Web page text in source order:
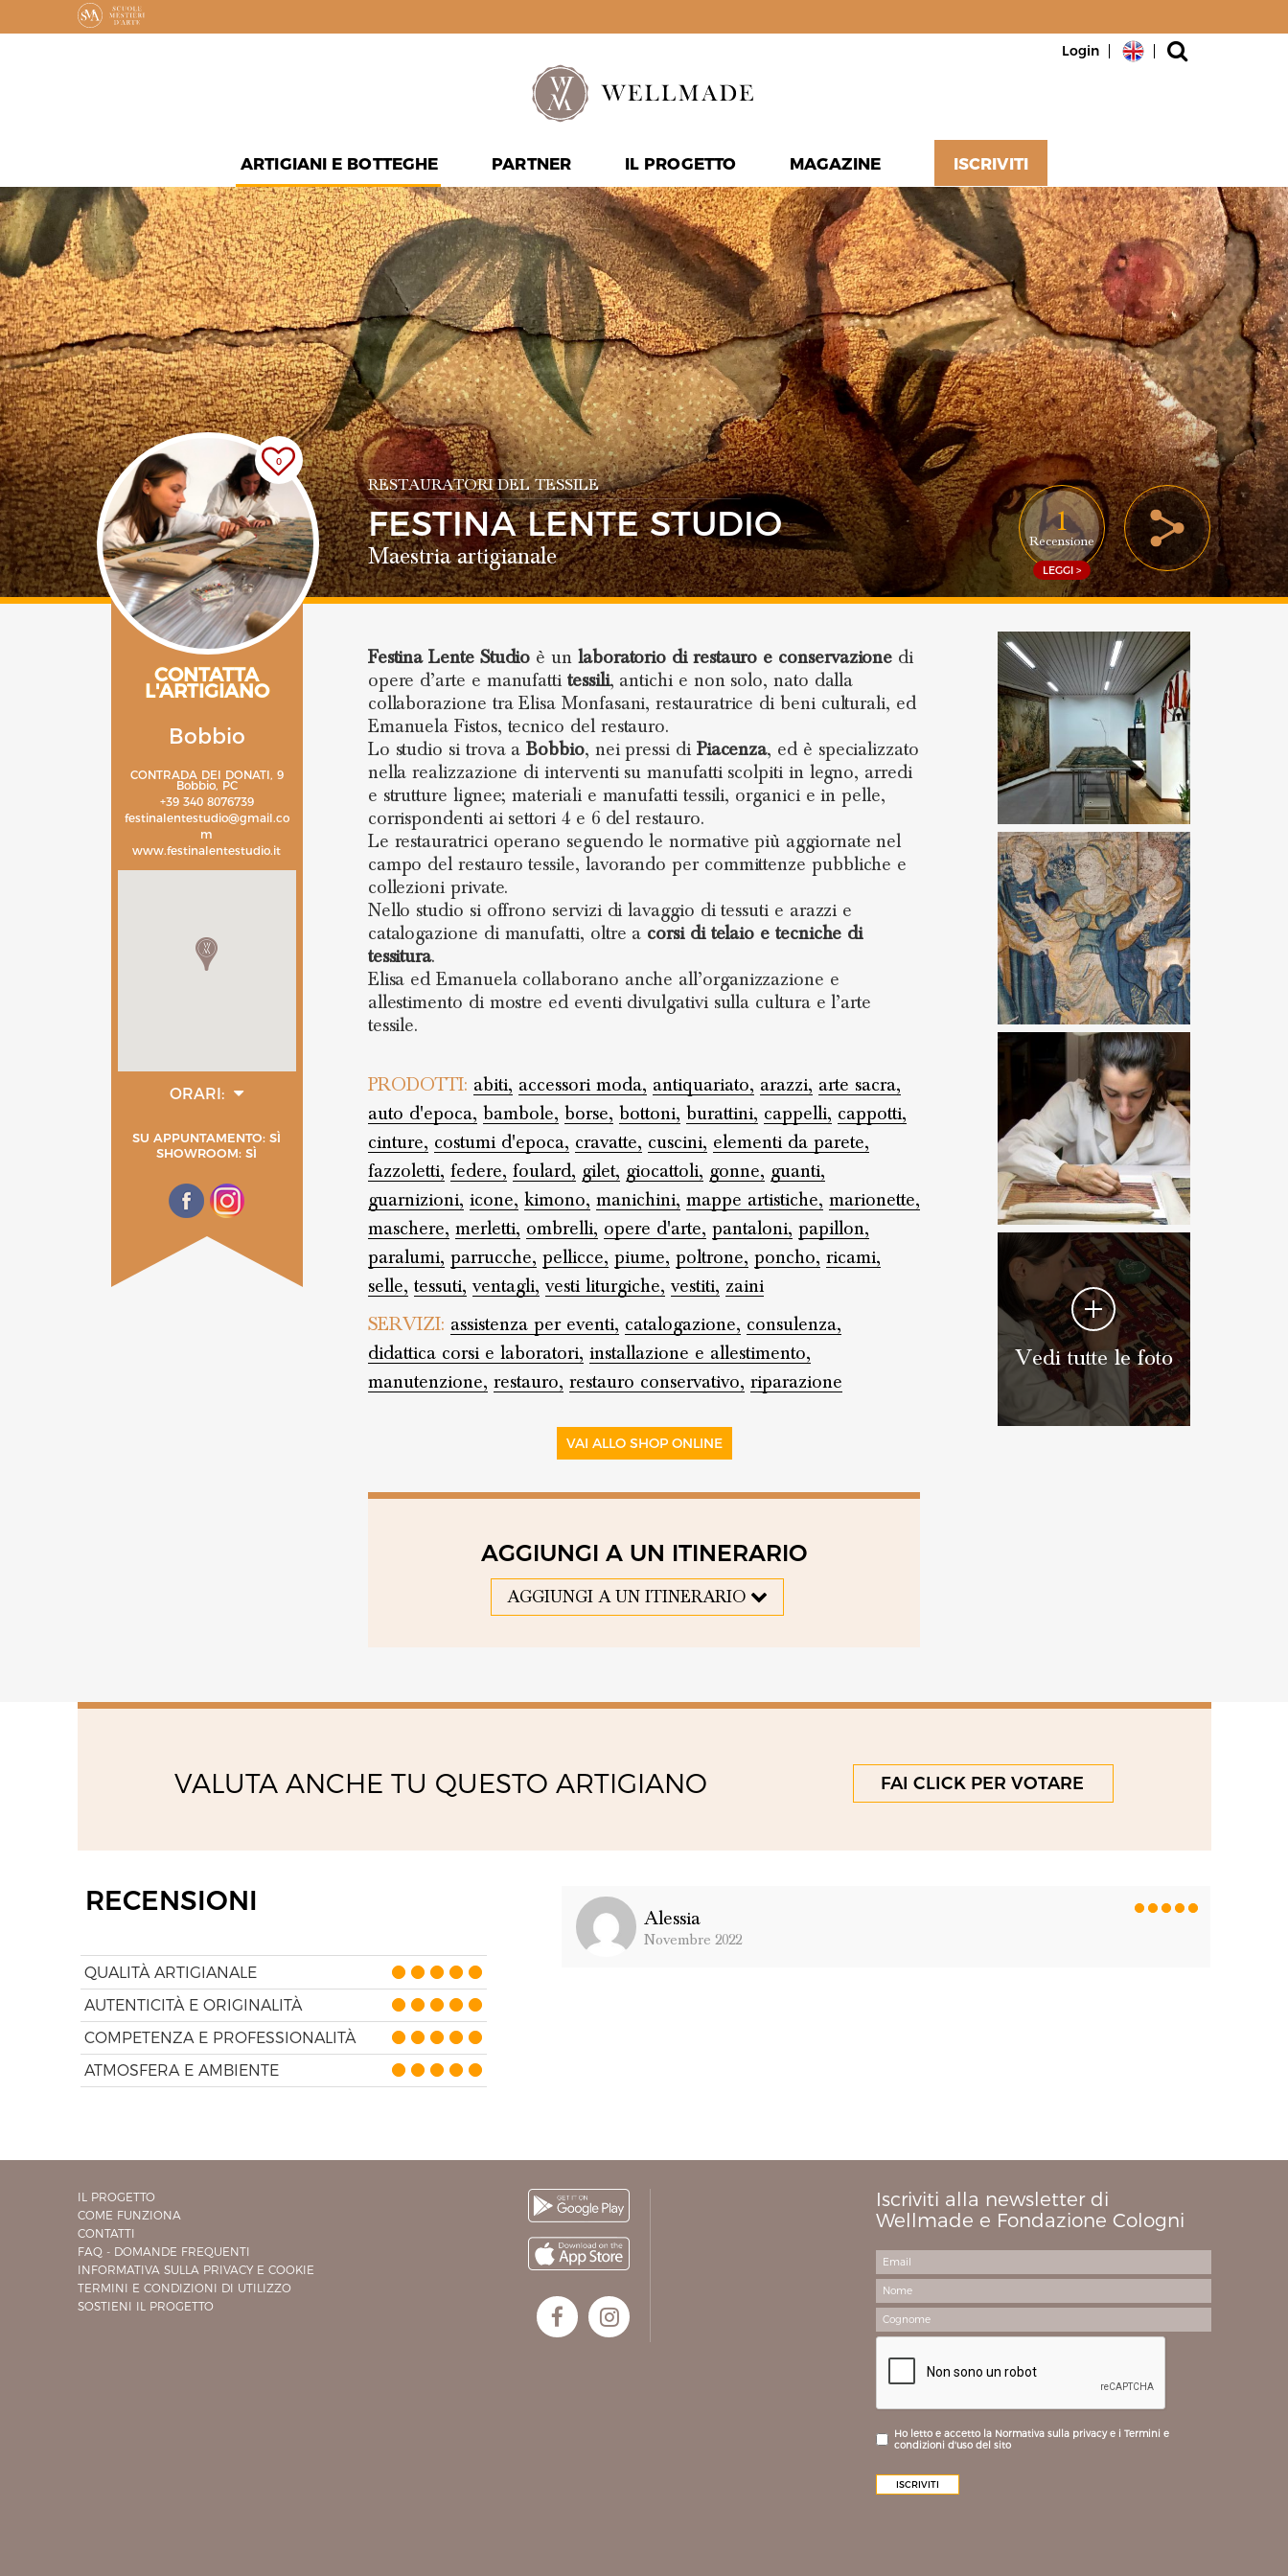
Login
ARTIGIANI E BOTTEGHE PARTNER IL PROGETTO MAGAZINE ISCRIVITI
0
CONTATTA
L'ARTIGIANO
Bobbio
CONTRADA DEI DONATI, 9
Bobbio, PC
+39 340 8076739
festinalentestudio@gmail.co
m
www.festinalentestudio.it
ORARI:
martedì
09:00 - 17:00
09:00 - 17:00
giovedì
venerdì
09:00 - 17:00
SU APPUNTAMENTO: SÌ
SHOWROOM: SÌ
RESTAURATORI DEL TESSILE
FESTINA LENTE STUDIO
Maestria artigianale
Festina Lente Studio è un laboratorio di restauro e conservazione di
opere d’arte e manufatti tessili, antichi e non solo, nato dalla
collaborazione tra Elisa Monfasani, restauratrice di beni culturali, ed
Emanuela Fistos, tecnico del restauro.
Lo studio si trova aBobbio, nei pressi di Piacenza, ed è specializzato
nella realizzazione di interventi su manufatti scolpiti in legno, arredi
e strutture lignee; materiali e manufatti tessili, organici e in pelle,
corrispondenti ai settori 4 e 6 del restauro.
Le restauratrici operano seguendo le normative più aggiornate nel
campo del restauro tessile, lavorando per committenze pubbliche e
collezioni private.
Nello studio si offrono servizi di lavaggio di tessuti e arazzi e
catalogazione di manufatti, oltre a corsi di telaio e tecniche di
tessitura.
Elisa ed Emanuela collaborano anche all’organizzazione e
allestimento di mostre ed eventi divulgativi sulla cultura e l’arte
tessile.
PRODOTTI: abiti, accessori moda, antiquariato, arazzi, arte sacra,
auto d'epoca, bambole, borse, bottoni, burattini, cappelli, cappotti,
cinture, costumi d'epoca, cravatte, cuscini, elementi da parete,
fazzoletti, federe, foulard, gilet, giocattoli, gonne, guanti,
guarnizioni, icone, kimono, manichini, mappe artistiche, marionette,
maschere, merletti, ombrelli, opere d'arte, pantaloni, papillon,
paralumi, parrucche, pellicce, piume, poltrone, poncho, ricami,
selle, tessuti, ventagli, vesti liturgiche, vestiti, zaini
SERVIZI: assistenza per eventi, catalogazione, consulenza,
didattica corsi e laboratori, installazione e allestimento,
manutenzione, restauro, restauro conservativo, riparazione
VAI ALLO SHOP ONLINE
AGGIUNGI A UN ITINERARIO
AGGIUNGI A UN ITINERARIO
Vedi tutte le foto
1
Recensione
LEGGI >
VALUTA ANCHE TU QUESTO ARTIGIANO FAI CLICK PER VOTARE
RECENSIONI
QUALITÀ ARTIGIANALE
AUTENTICITÀ E ORIGINALITÀ
COMPETENZA E PROFESSIONALITÀ
ATMOSFERA E AMBIENTE
Alessia
Novembre 2022
IL PROGETTO
COME FUNZIONA
CONTATTI
FAQ - DOMANDE FREQUENTI
INFORMATIVA SULLA PRIVACY E COOKIE
TERMINI E CONDIZIONI DI UTILIZZO
SOSTIENI IL PROGETTO
Iscriviti alla newsletter di
Wellmade e Fondazione Cologni
Ho letto e accetto la Normativa sulla privacy e i Termini e
condizioni d'uso del sito